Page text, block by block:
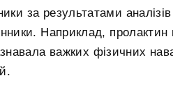
за результатами
Наприклад,
важких фізичних